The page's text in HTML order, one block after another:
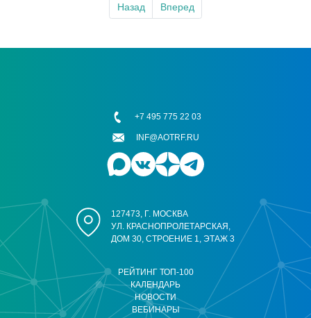
Назад Вперед
РЕЙТИНГ ТОП-100
КАЛЕНДАРЬ
НОВОСТИ
ВЕБИНАРЫ
127473, Г. МОСКВА
УЛ. КРАСНОПРОЛЕТАРСКАЯ,
ДОМ 30, СТРОЕНИЕ 1, ЭТАЖ 3
+7 495 775 22 03
INF@AOTRF.RU